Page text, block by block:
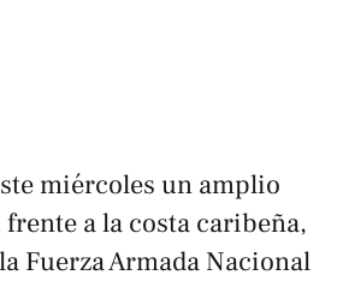
miércoles un amplio
a la costa caribeña,
Fuerza Armada Nacional